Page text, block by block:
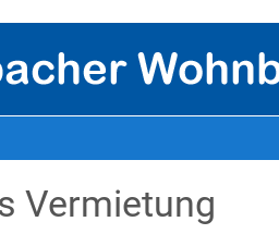
Vermietung